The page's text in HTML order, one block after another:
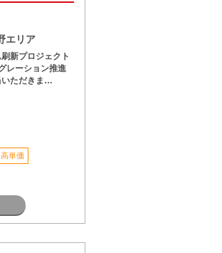
エリア
新プロジェクト
レーション推進
いただきま…
高単価